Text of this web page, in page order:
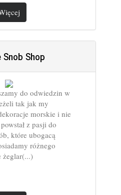
Shop
do odwiedzin w
tak jak my
morskie i nie
z pasji do
które ubogacą
różnego
żeglar(...)